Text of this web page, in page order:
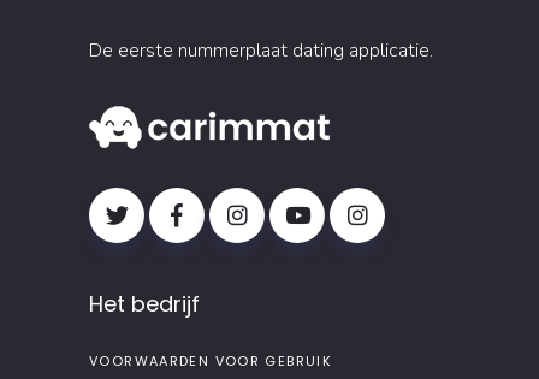
De eerste nummerplaat dating applicatie.
Het bedrijf
VOORWAARDEN VOOR GEBRUIK